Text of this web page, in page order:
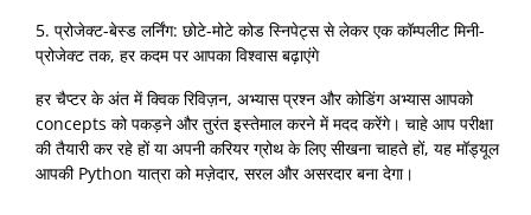
5. प्रोजेक्ट-बेस्ड लर्निंग: छोटे-मोटे कोड स्निपेट्स से लेकर एक कॉम्पलीट मिनी-
प्रोजेक्ट तक, हर कदम पर आपका विश्वास बढ़ाएंगे
हर चैप्टर के अंत में क्विक रिविज़न, अभ्यास प्रश्न और कोडिंग अभ्यास आपको
concepts को पकड़ने और तुरंत इस्तेमाल करने में मदद करेंगे। चाहे आप परीक्षा
की तैयारी कर रहे हों या अपनी करियर ग्रोथ के लिए सीखना चाहते हों, यह मॉड्यूल
आपकी Python यात्रा को मज़ेदार, सरल और असरदार बना देगा।